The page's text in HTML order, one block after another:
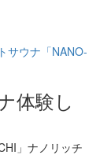
体験し
」ナノリッチ